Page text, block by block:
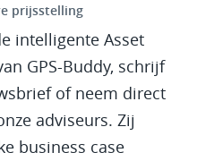
prijsstelling
intelligente Asset
GPS-Buddy, schrijf
of neem direct
adviseurs. Zij
business case